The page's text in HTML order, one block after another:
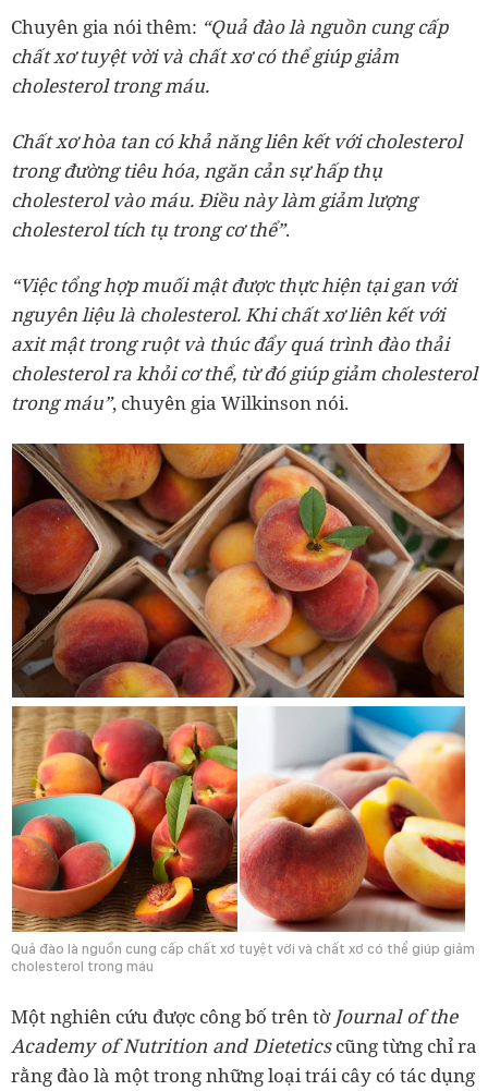
Chuyên gia nói thêm: “Quả đào là nguồn cung cấp
chất xơ tuyệt vời và chất xơ có thể giúp giảm
cholesterol trong máu.
Chất xơ hòa tan có khả năng liên kết với cholesterol
trong đường tiêu hóa, ngăn cản sự hấp thụ
cholesterol vào máu. Điều này làm giảm lượng
cholesterol tích tụ trong cơ thể”.
“Việc tổng hợp muối mật được thực hiện tại gan với
nguyên liệu là cholesterol. Khi chất xơ liên kết với
axit mật trong ruột và thúc đẩy quá trình đào thải
cholesterol ra khỏi cơ thể, từ đó giúp giảm cholesterol
trong máu”, chuyên gia Wilkinson nói.
Quả đào là nguồn cung cấp chất xơ tuyệt vời và chất xơ có thể giúp giảm
cholesterol trong máu
Một nghiên cứu được công bố trên tờ Journal of the
Academy of Nutrition and Dieteticscũng từng chỉ ra
rằng đào là một trong những loại trái cây có tác dụng